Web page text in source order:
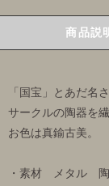
商品説
「国宝」とあだ名
サークルの陶器を
お色は真鍮古美。
・素材 メタル